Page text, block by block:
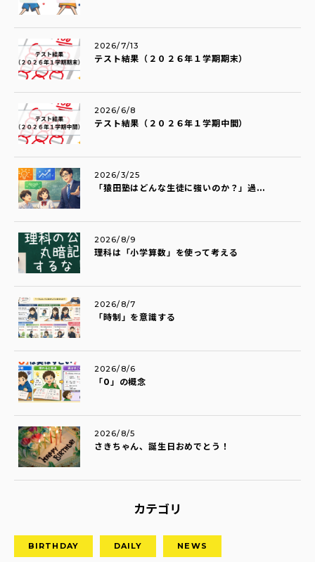
テスト結果（２０２６年１学期期末）
2026/7/13
テスト結果（２０２６年１学期中間）
2026/6/8
「猿田塾はどんな生徒に強いのか？」過...
2026/3/25
理科は「小学算数」を使って考える
2026/8/9
「時制」を意識する
2026/8/7
「0」の概念
2026/8/6
さきちゃん、誕生日おめでとう！
2026/8/5
カテゴリ
BIRTHDAY DAILY NEWS